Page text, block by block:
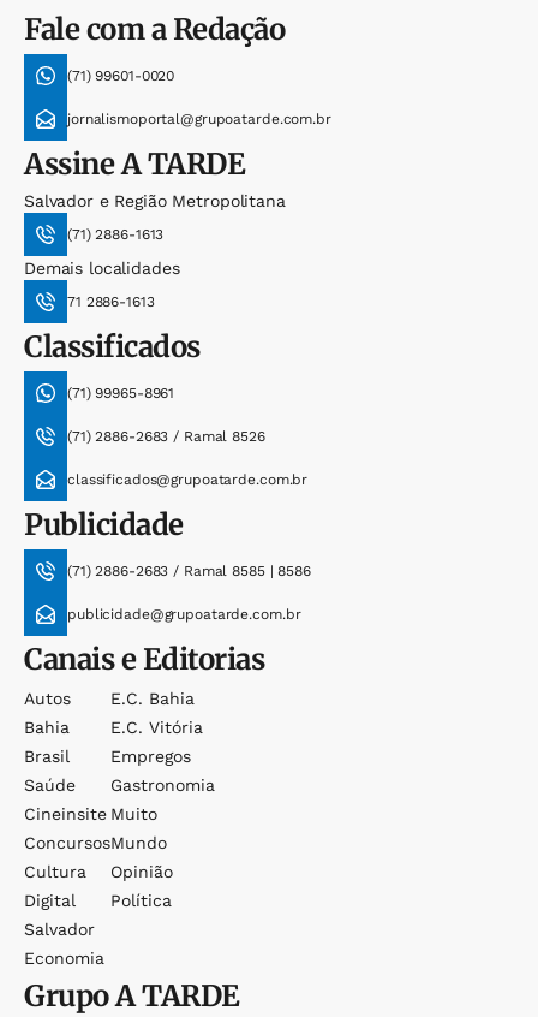
Fale com a Redação
(71) 99601-0020
jornalismoportal@grupoatarde.com.br
AssineA TARDE
Salvador e Região Metropolitana
(71) 2886-1613
Demais localidades
71 2886-1613
Classificados
(71) 99965-8961
(71) 2886-2683 / Ramal 8526
classificados@grupoatarde.com.br
Publicidade
(71) 2886-2683 / Ramal 8585 | 8586
publicidade@grupoatarde.com.br
Canais e Editorias
Autos
Bahia
Brasil
Saúde
Cineinsite
Concursos
Cultura
Digital
Salvador
Economia
E.c. Bahia
E.c. Vitória
Empregos
Gastronomia
Muito
Mundo
Opinião
Política
GrupoA TARDE